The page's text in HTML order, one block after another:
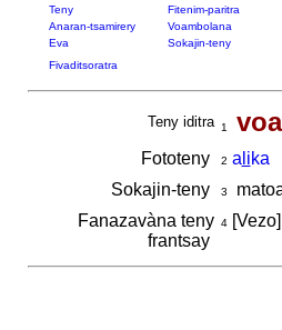
Teny Fitenim-paritra
Anaran-tsamirery
Voambolana
Eva
Sokajin-teny
Fivaditsoratra
Teny iditra 1
Fototeny 2 a lika
Sokajin-teny
3
Fanazavàna teny
frantsay
4[Vezo]